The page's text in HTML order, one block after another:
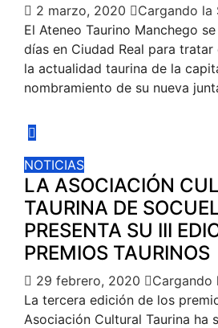
2 marzo, 2020
Cargando la
El Ateneo Taurino Manchego
días en Ciudad Real para
la actualidad taurina de la
nombramiento de su nueva
NOTICIAS
LA ASOCIACIÓN
TAURINA DE
PRESENTA SU III
PREMIOS TAURINOS
29 febrero, 2020
Cargando
La tercera edición de los
Asociación Cultural Taurina ha